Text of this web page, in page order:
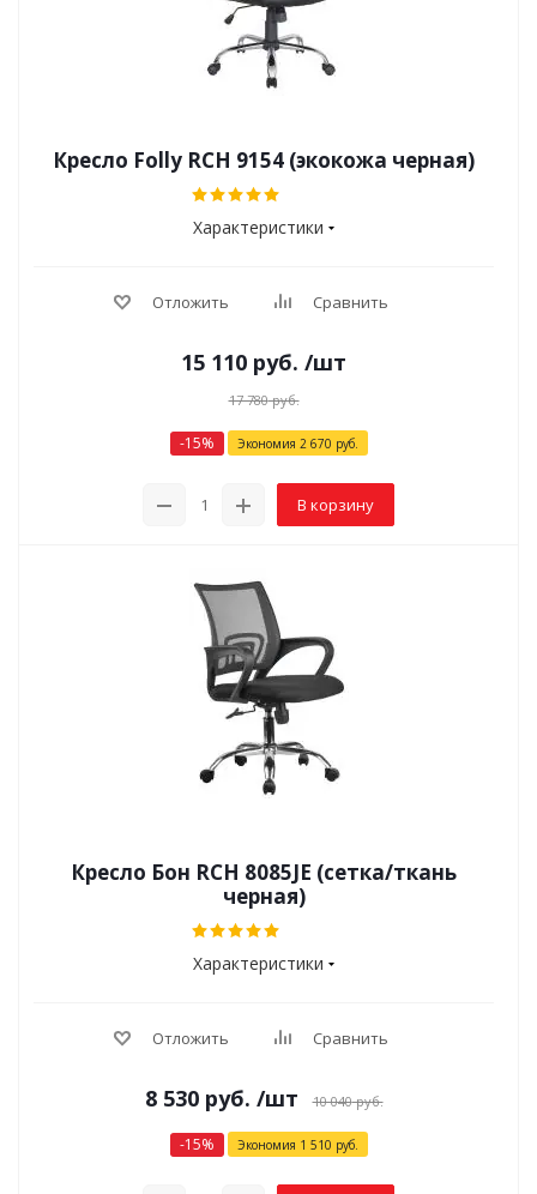
Кресло Folly RCH 9154 (экокожа черная)
Характеристики
Отложить Сравнить
15 110 руб. /шт
17 780руб.
-15% Экономия 2 670 руб.
В корзину
Кресло Бон RCH 8085JE (сетка/ткань
черная)
Характеристики
Отложить Сравнить
8 530руб. /шт 10 040руб.
-15% Экономия 1 510 руб.